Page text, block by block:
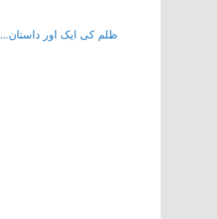
ظلم کی ایک اور